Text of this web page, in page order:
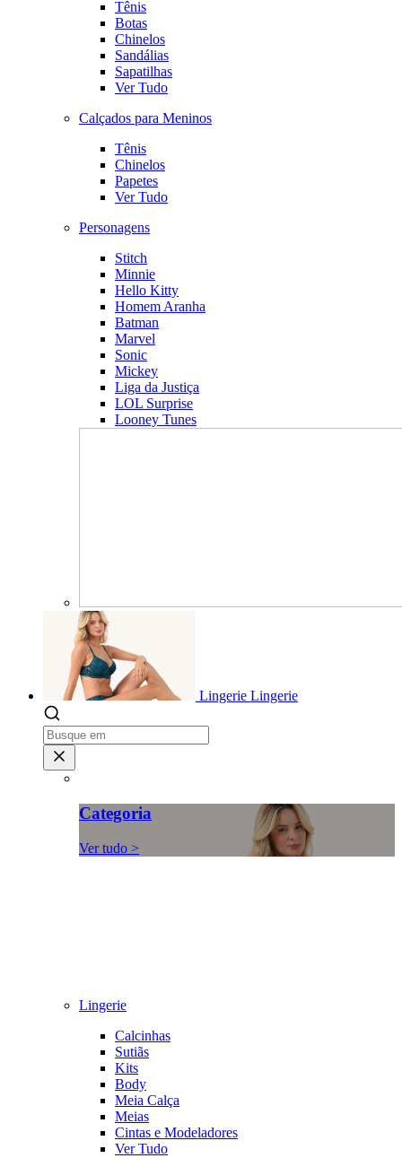
Tênis
Botas
Chinelos
Sandálias
Sapatilhas
Ver Tudo
Calçados para Meninos
Tênis
Chinelos
Papetes
Ver Tudo
Personagens
Stitch
Minnie
Hello Kitty
Homem Aranha
Batman
Marvel
Sonic
Mickey
Liga da Justiça
LOL Surprise
Looney Tunes
Lingerie Lingerie
Categoria
Ver tudo >
Lingerie
Calcinhas
Sutiãs
Kits
Body
Meia Calça
Meias
Cintas e Modeladores
Ver Tudo